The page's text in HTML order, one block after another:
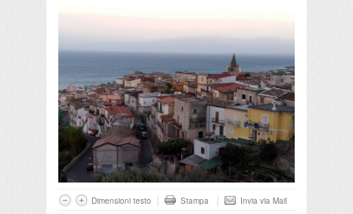
Dimensioni testo Stampa Invia via Mail